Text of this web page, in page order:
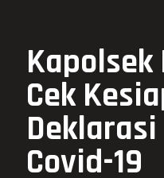
Cek
Covid-19